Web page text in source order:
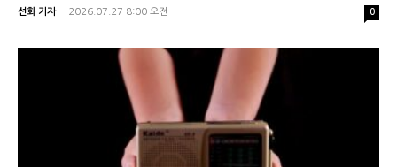
선화 기자 - 2026.07.27 8:00 오전 0